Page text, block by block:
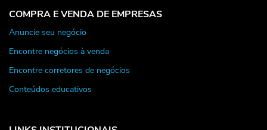
COMPRA E VENDA DE EMPRESAS
Anuncie seu negócio
Encontre negócios à venda
Encontre corretores de negócios
Conteúdos educativos